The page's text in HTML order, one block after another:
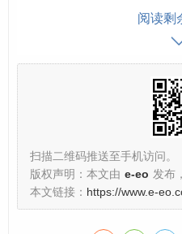
费，也可以作为部分输入来
当用户A想要向用户B转账
O集合中没有恰好0.5 BTC的
put”操作：
选择UTXO：从自己拥有
个价值总和大于等于0.5
价值0.3 BTC的UTXO和
：将这两个选
阅读剩
扫描二维码推送至手机访问。
版权声明：本文由 e-eo 发布
本文链接： https://www.e-